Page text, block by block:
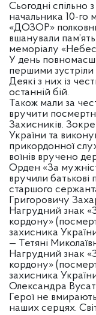
Сьогодні спільно
начальника 10-го
«ДОЗОР»
вшанували
меморіалу
У день
першими зустріли
Деякі з них із
останній бій.
Також мали за
вручити
Захисників.
України та
прикордонної
воїнів вручено
Орден «За
вручили батькові
старшого
Григоровичу
Нагрудний знак
кордону»
захисника
— Тетяні
Нагрудний знак
кордону»
захисника
Олександра
Герої не
наших серцях.